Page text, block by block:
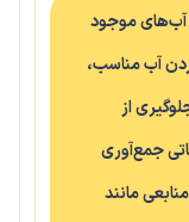
آب‌های موجود
آب مناسب،
از
جمع‌آوری
مانند